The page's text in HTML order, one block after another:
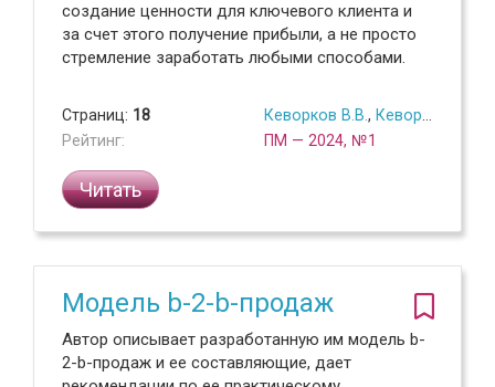
создание ценности для ключевого клиента и
за счет этого получение прибыли, а не просто
стремление заработать любыми способами.
Страниц: 18
Рейтинг:
Кеворков В.В. , Кеворков Д.В.
ПМ — 2024, №1
Читать
Модель b-2-b-продаж
Автор описывает разработанную им модель b-
2-b-продаж и ее составляющие, дает